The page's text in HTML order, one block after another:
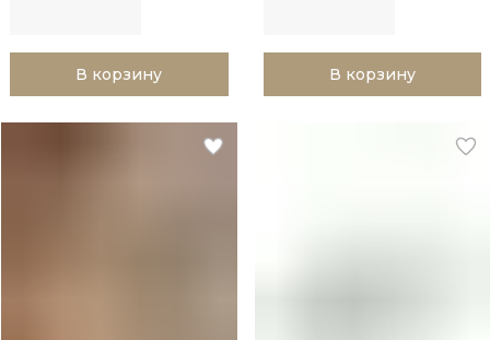
В корзину В корзину